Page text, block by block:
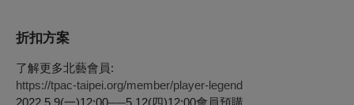
折扣方案
了解更多北藝會員:
https://tpac-taipei.org/member/player-legend
2022.5.9(一)12:00──5.12(四)12:00會員預購